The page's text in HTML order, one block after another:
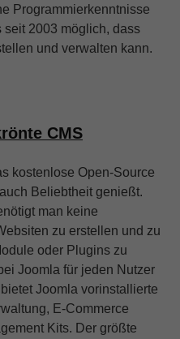
Programmierkenntnisse
seit 2003 möglich, dass
und verwalten kann.
CMS
kostenlose Open-Source
Beliebtheit genießt.
man keine
zu erstellen und zu
oder Plugins zu
Joomla für jeden Nutzer
Joomla vorinstallierte
E-Commerce
Kits. Der größte